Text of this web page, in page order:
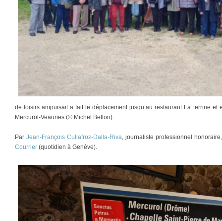
de loisirs ampuisait a fait le déplacement jusqu’au restaurant La terrine
Mercurol-Veaunes (© Michel Betton).
Par Jean-François Cullafroz-Dalla-Riva, journaliste professionnel
Courrier (quotidien à Genève).